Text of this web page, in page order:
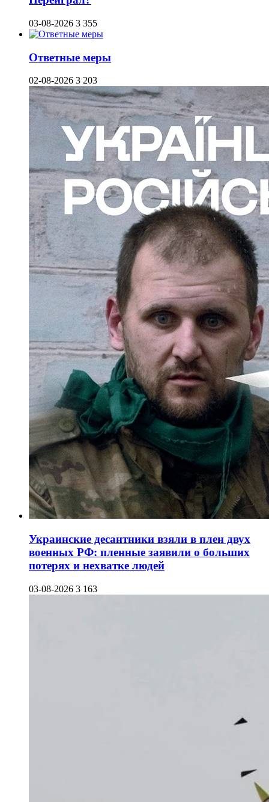
03-08-2026 3 355
Ответные меры
02-08-2026 3 203
Украинские десантники взяли в плен двух
военных РФ: пленные заявили о больших
потерях и нехватке людей
03-08-2026 3 163